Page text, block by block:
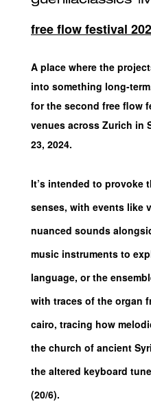
free flow festival
A place where the
into something long-
for the second free flow
venues across Zurich in
23, 2024.
It’s intended to provoke
senses, with events like
nuanced sounds
music instruments to
language, or the
with traces of the organ
cairo, tracing how
the church of ancient
the altered keyboard
(20/6).